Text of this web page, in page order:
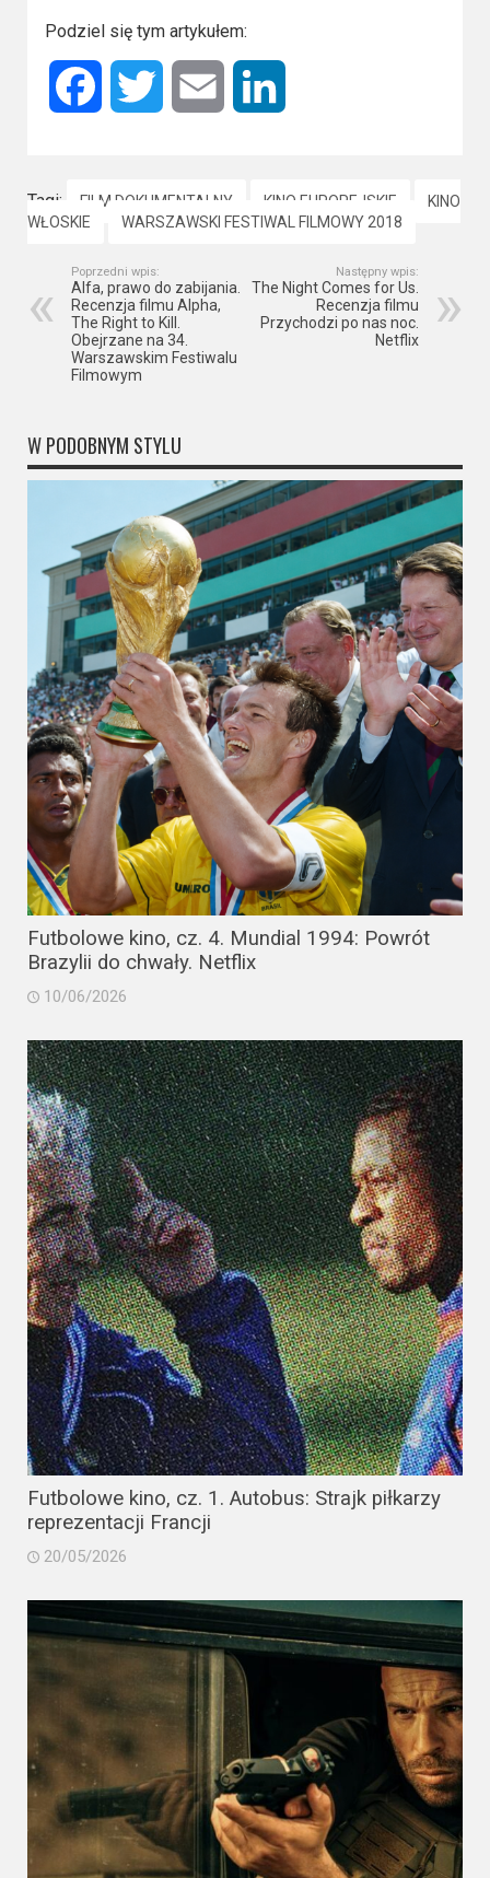
Podziel się tym artykułem:
Facebook Twitter Email
Tagi: FILM DOKUMENTALNY KINO EUROPEJSKIE
KINO
WŁOSKIE
WARSZAWSKI FESTIWAL FILMOWY 2018
Poprzedni wpis:
Alfa, prawo do zabijania.
Recenzja filmu Alpha,
The Right to Kill.
Obejrzane na 34.
Warszawskim Festiwalu
Filmowym
Następny wpis:
The Night Comes for Us.
Recenzja filmu
Przychodzi po nas noc.
Netflix
W PODOBNYM STYLU
Futbolowe kino, cz. 4. Mundial 1994: Powrót
Brazylii do chwały. Netflix
10/06/2026
Futbolowe kino, cz. 1. Autobus: Strajk piłkarzy
reprezentacji Francji
20/05/2026